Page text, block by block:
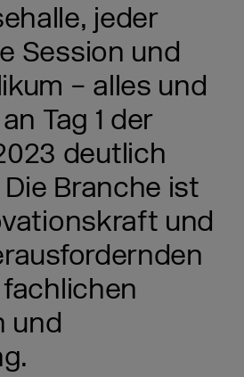
jeder
Session und
– alles und
Tag 1 der
deutlich
Branche ist
und
und